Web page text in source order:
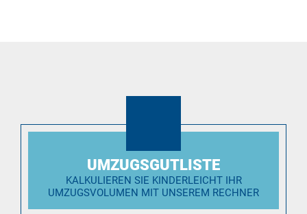
UMZUGSGUTLISTE
KALKULIEREN SIE KINDERLEICHT IHR
UMZUGSVOLUMEN MIT UNSEREM RECHNER